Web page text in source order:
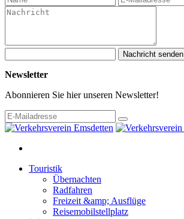
Nachricht senden
Newsletter
Abonnieren Sie hier unseren Newsletter!
Touristik
Übernachten
Radfahren
Freizeit &amp; Ausflüge
Reisemobilstellplatz